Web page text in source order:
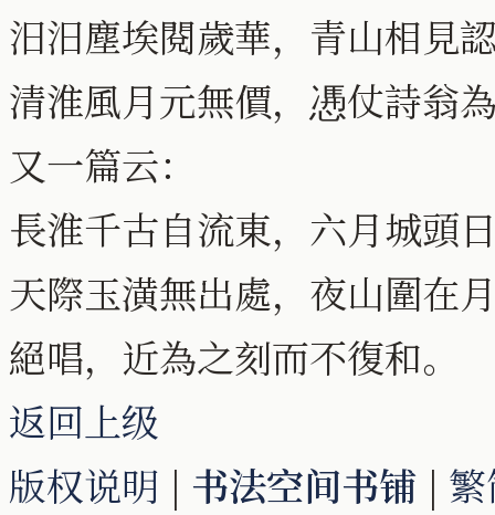
汨汨塵埃閱歲華，青山相見
清淮風月元無價，慿仗詩翁
又一篇云：
長淮千古自流東，六月城頭
天際玉潢無出處，夜山圍在
絕唱，近為之刻而不復和。
返回上级
版权说明 | 书法空间书铺 |